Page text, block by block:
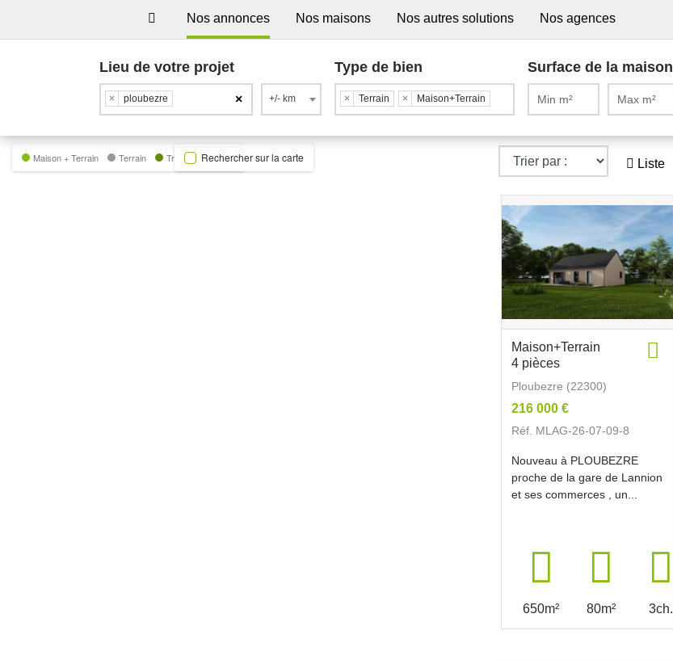
Nos annonces Nos maisons Nos autres solutions Nos agences
Lieu de votre projet
×
× ploubezre +/- km
Type de bien
× Terrain × Maison+Terrain
Surface de la maison
Liste
Maison + Terrain Terrain Trecobat GreenRechercher sur la carte
Maison+Terrain
4 pièces
Ploubezre (22300)
216 000 €
Réf. MLAG-26-07-09-8
Nouveau à PLOUBEZRE
proche de la gare de Lannion
et ses commerces , un...
650m² 80m² 3ch.